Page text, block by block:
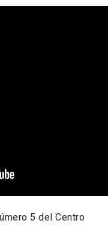
5 del Centro